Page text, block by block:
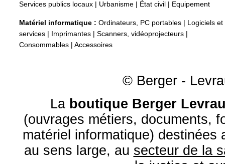
Services publics locaux
Urbanisme État civil Equipement
Matériel informatique : Ordinateurs, PC portables
Logiciels et
services
Imprimantes Scanners, vidéoprojecteurs
Consommables
Accessoires
© Berger -
La boutique Berger
(ouvrages métiers, documents,
matériel informatique) destinées
au sens large, au secteur de la